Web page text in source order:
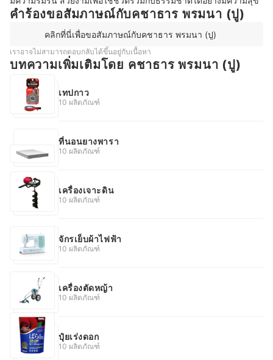
คำร้องขอสัมภาษณ์กับคชาธาร พรมนา (ปู)
คลิกที่นี่เพื่อขอสัมภาษณ์กับคชาธาร พรมนา (ปู)
เราอาจไม่สามารถตอบกลับได้ขึ้นอยู่กับเนื้อหา
บทความเพิ่มเติมโดย คชาธาร พรมนา (ปู)
เทปกาว
10 ผลิตภัณฑ์
ที่นอนยางพารา
10 ผลิตภัณฑ์
เครื่องเจาะดิน
10 ผลิตภัณฑ์
จักรเย็บผ้าไฟฟ้า
10 ผลิตภัณฑ์
เครื่องตัดหญ้า
10 ผลิตภัณฑ์
ปุ๋ยเร่งดอก
10 ผลิตภัณฑ์